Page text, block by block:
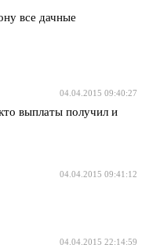
все дачные
04.04.2015 09:40:27
выплаты получил и
04.04.2015 09:41:12
04.04.2015 22:14:59